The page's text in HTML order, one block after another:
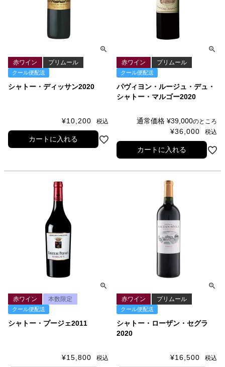
シャトー・ディッサン2020
赤ワイン プリムール
クール便配送
¥10,200 税込
カートに入れる
パヴィヨン・ルージュ・デュ・
シャトー・マルゴー2020
赤ワイン プリムール
クール便配送
通常価格 ¥39,000のところ
¥36,000 税込
カートに入れる
シャトー・プージェ2011
赤ワイン 本数限定
クール便配送
¥15,800 税込
シャトー・ローザン・セグラ
2020
赤ワイン プリムール
クール便配送
¥16,500 税込